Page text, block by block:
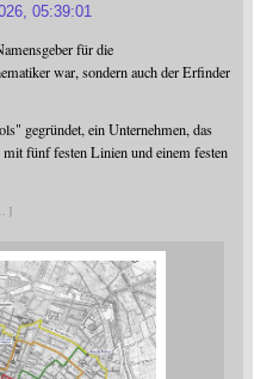
05:39:01
für die
war, sondern auch der Erfinder
gegründet, ein Unternehmen, das
fünf festen Linien und einem festen